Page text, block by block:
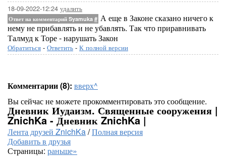
18-09-2022-12:24 удалить
Ответ на комментарий Syamuka # А еще в Законе сказано ничего к
нему не прибавлять и не убавлять. Так что приравнивать
Талмуд к Торе - нарушать Закон
Обратиться - Ответить - К полной версии
Комментарии (8): вверх^
Вы сейчас не можете прокомментировать это сообщение.
Дневник Иудаизм. Священные сооружения |
ZnichKa - Дневник ZnichKa |
Лента друзей ZnichKa/Полная версия
Добавить в друзья
Страницы: раньше»